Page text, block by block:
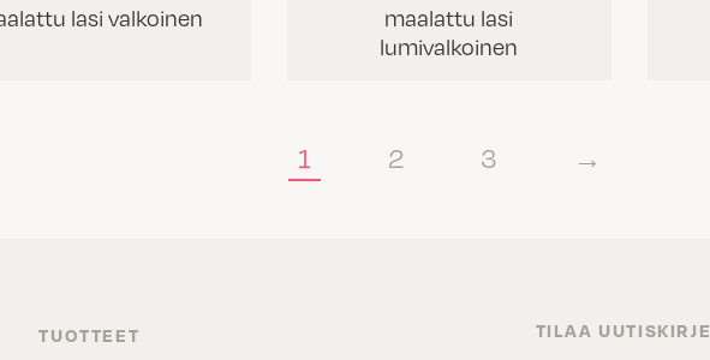
lasi valkoinen
maalattu lasi
lumivalkoinen
1 2 3 →
TUOTTEET TILAA UUTISKIRJE